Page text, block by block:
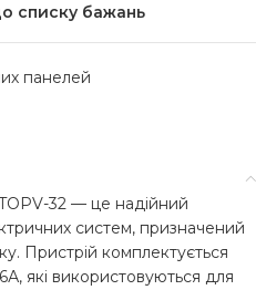
списку бажань
панелей
32 — це надійний
систем, призначений
Пристрій комплектується
які використовуються для